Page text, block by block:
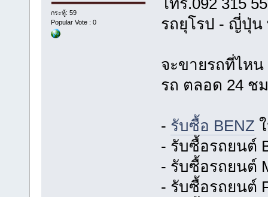
กระทู้: 59
Popular Vote : 0
รถยุโรป - ญี่ปุ่น
จะขายรถที่ไหน
รถ ตลอด 24 ช
- รับซื้อ BENZ
- รับซื้อรถยนต์
- รับซื้อรถยนต์
- รับซื้อรถยนต์